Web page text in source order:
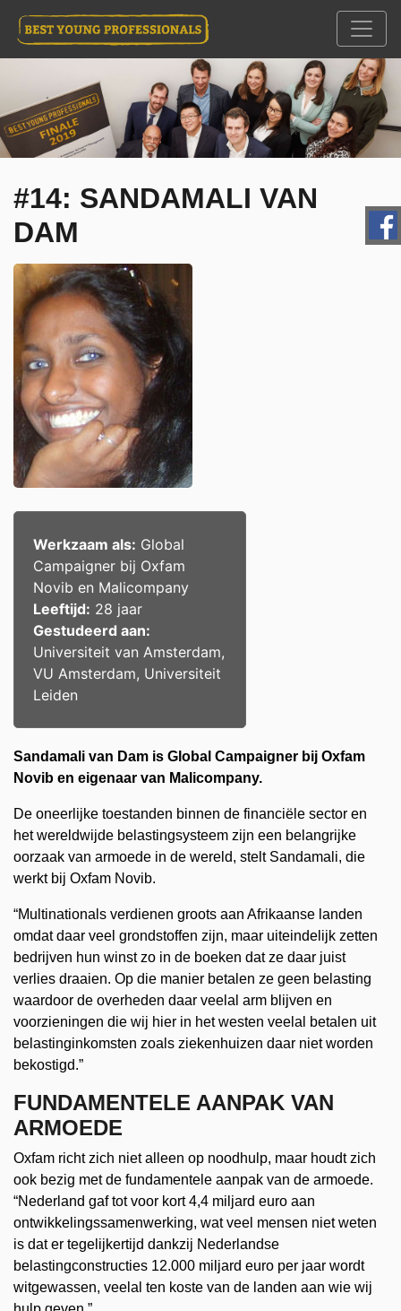
#14: SANDAMALI VAN
DAM
Werkzaam als: Global
Campaigner bij Oxfam
Novib en Malicompany
Leeftijd: 28 jaar
Gestudeerd aan:
Universiteit van Amsterdam,
VU Amsterdam, Universiteit
Leiden
Sandamali van Dam is Global Campaigner bij Oxfam
Novib en eigenaar van Malicompany.
De oneerlijke toestanden binnen de financiële sector en
het wereldwijde belastingsysteem zijn een belangrijke
oorzaak van armoede in de wereld, stelt Sandamali, die
werkt bij Oxfam Novib.
“Multinationals verdienen groots aan Afrikaanse landen
omdat daar veel grondstoffen zijn, maar uiteindelijk zetten
bedrijven hun winst zo in de boeken dat ze daar juist
verlies draaien. Op die manier betalen ze geen belasting
waardoor de overheden daar veelal arm blijven en
voorzieningen die wij hier in het westen veelal betalen uit
belastinginkomsten zoals ziekenhuizen daar niet worden
bekostigd.”
FUNDAMENTELE AANPAK VAN
ARMOEDE
Oxfam richt zich niet alleen op noodhulp, maar houdt zich
ook bezig met de fundamentele aanpak van de armoede.
“Nederland gaf tot voor kort 4,4 miljard euro aan
ontwikkelingssamenwerking, wat veel mensen niet weten
is dat er tegelijkertijd dankzij Nederlandse
belastingconstructies 12.000 miljard euro per jaar wordt
witgewassen, veelal ten koste van de landen aan wie wij